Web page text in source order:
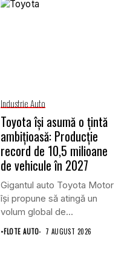
Industrie Auto
Toyota își asumă o țintă
ambițioasă: Producție
record de 10,5 milioane
de vehicule în 2027
Gigantul auto Toyota Motor
își propune să atingă un
volum global de...
•FLOTE AUTO 7 AUGUST 2026